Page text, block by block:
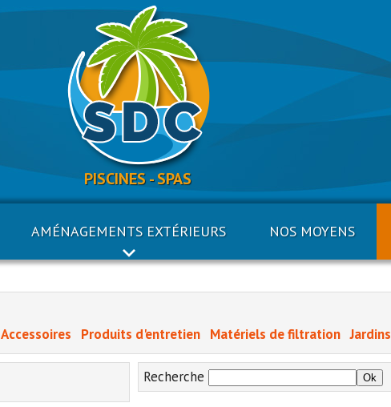
PISCINES - SPAS
AMÉNAGEMENTS EXTÉRIEURS NOS MOYENS
Accessoires Produits d'entretien Matériels de filtration Jardins
Recherche